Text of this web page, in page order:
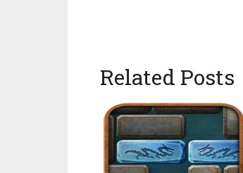
Related Posts